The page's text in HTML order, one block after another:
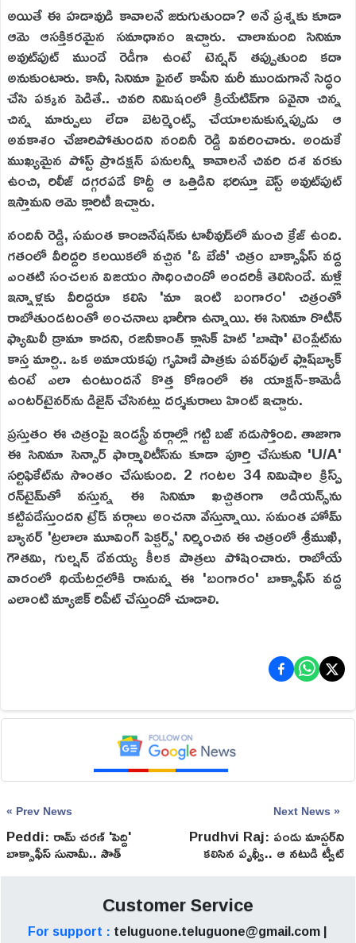
అయితే ఈ హడావుడి కావాలనే జరుగుతుందా? అనే ప్రశ్నకు కూడా
ఆమె ఆసక్తికరమైన సమాధానం ఇచ్చారు. చాలామంది సినిమా
అవుట్‌పుట్ ముందే రెడీగా ఉంటే టెన్షన్ తప్పుతుంది కదా
అనుకుంటారు. కానీ, సినిమా ఫైనల్ కాపీని మరీ ముందుగానే సిద్ధం
చేసి పక్కన పెడితే.. చివరి నిమిషంలో క్రియేటివ్‌గా ఏవైనా చిన్న
చిన్న మార్పులు లేదా బెటర్మెంట్స్ చేయాలనుకున్నప్పుడు ఆ
అవకాశం చేజారిపోతుందని నందినీ రెడ్డి వివరించారు. అందుకే
ముఖ్యమైన పోస్ట్ ప్రొడక్షన్ పనులన్నీ కావాలనే చివరి దశ వరకు
ఉంచి, రిలీజ్ దగ్గరపడే కొద్దీ ఆ ఒత్తిడిని భరిస్తూ బెస్ట్ అవుట్‌పుట్
ఇస్తామని ఆమె క్లారిటీ ఇచ్చారు.
నందినీ రెడ్డి, సమంత కాంబినేషన్‌కు టాలీవుడ్‌లో మంచి క్రేజ్ ఉంది.
గతంలో వీరిద్దరి కలయికలో వచ్చిన 'ఓ బేబీ' చిత్రం బాక్సాఫీస్ వద్ద
ఎంతటి సంచలన విజయం సాధించిందో అందరికీ తెలిసిందే. మళ్లీ
ఇన్నాళ్లకు వీరిద్దరూ కలిసి 'మా ఇంటి బంగారం' చిత్రంతో
రాబోతుండటంతో అంచనాలు భారీగా ఉన్నాయి. ఈ సినిమా రొటీన్
ఫ్యామిలీ డ్రామా కాదని, రజనీకాంత్ క్లాసిక్ హిట్ 'బాషా' టెంప్లేట్‌ను
కాస్త మార్చి.. ఒక అమాయకపు గృహిణి పాత్రకు పవర్‌ఫుల్ ఫ్లాష్‌బ్యాక్
ఉంటే ఎలా ఉంటుందనే కొత్త కోణంలో ఈ యాక్షన్-కామెడీ
ఎంటర్‌టైనర్‌ను డిజైన్ చేసినట్లు దర్శకురాలు హింట్ ఇచ్చారు.
ప్రస్తుతం ఈ చిత్రంపై ఇండస్ట్రీ వర్గాల్లో గట్టి బజ్ నడుస్తోంది. తాజాగా
ఈ సినిమా సెన్సార్ ఫార్మాలిటీస్‌ను కూడా పూర్తి చేసుకుని 'U/A'
సర్టిఫికేట్‌ను సొంతం చేసుకుంది. 2 గంటల 34 నిమిషాల క్రిస్ప్
రన్‌టైమ్‌తో వస్తున్న ఈ సినిమా ఖచ్చితంగా ఆడియన్స్‌ను
కట్టిపడేస్తుందని ట్రేడ్ వర్గాలు అంచనా వేస్తున్నాయి. సమంత హోమ్
బ్యానర్ 'ట్రలాలా మూవింగ్ పిక్చర్స్' నిర్మించిన ఈ చిత్రంలో శ్రీముఖి,
గౌతమి, గుల్షన్ దేవయ్య కీలక పాత్రలు పోషించారు. రాబోయే
వారంలో థియేటర్లలోకి రానున్న ఈ 'బంగారం' బాక్సాఫీస్ వద్ద
ఎలాంటి మ్యాజిక్ రిపీట్ చేస్తుందో చూడాలి.
« Prev News
Peddi: రామ్ చరణ్ 'పెద్ది'
బాక్సాఫీస్ సునామీ.. సౌత్
ఇండియా బిగ్గెస్ట్ హిట్!
Next News »
Prudhvi Raj: పండు మాస్టర్‌ని
కలిసిన పృథ్వీ.. ఆ నటుడి ట్వీట్
వైరల్
Customer Service
For support : teluguone.teluguone@gmail.com |